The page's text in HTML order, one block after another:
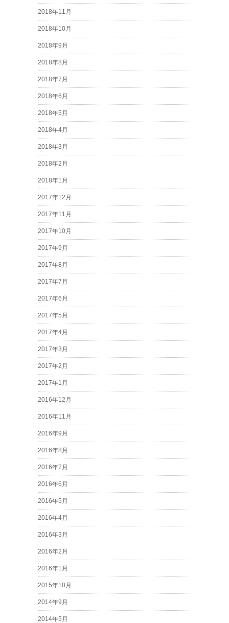
2018年11月
2018年10月
2018年9月
2018年8月
2018年7月
2018年6月
2018年5月
2018年4月
2018年3月
2018年2月
2018年1月
2017年12月
2017年11月
2017年10月
2017年9月
2017年8月
2017年7月
2017年6月
2017年5月
2017年4月
2017年3月
2017年2月
2017年1月
2016年12月
2016年11月
2016年9月
2016年8月
2016年7月
2016年6月
2016年5月
2016年4月
2016年3月
2016年2月
2016年1月
2015年10月
2014年9月
2014年5月